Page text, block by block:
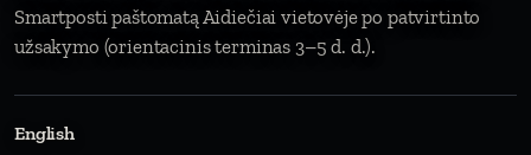
Smartposti paštomatą Aidiečiai vietovėje po patvirtinto
užsakymo (orientacinis terminas 3–5 d. d.).
English